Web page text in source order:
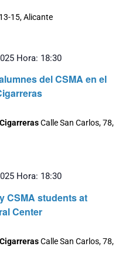
15, Alicante
del CSMA en el
Hora: 18:30
Calle San Carlos, 78,
CSMA students at
Center
Hora: 18:30
Calle San Carlos, 78,